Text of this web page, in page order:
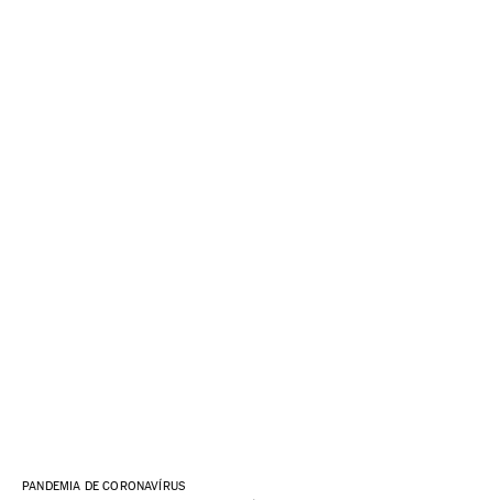
PANDEMIA DE CORONAVÍRUS